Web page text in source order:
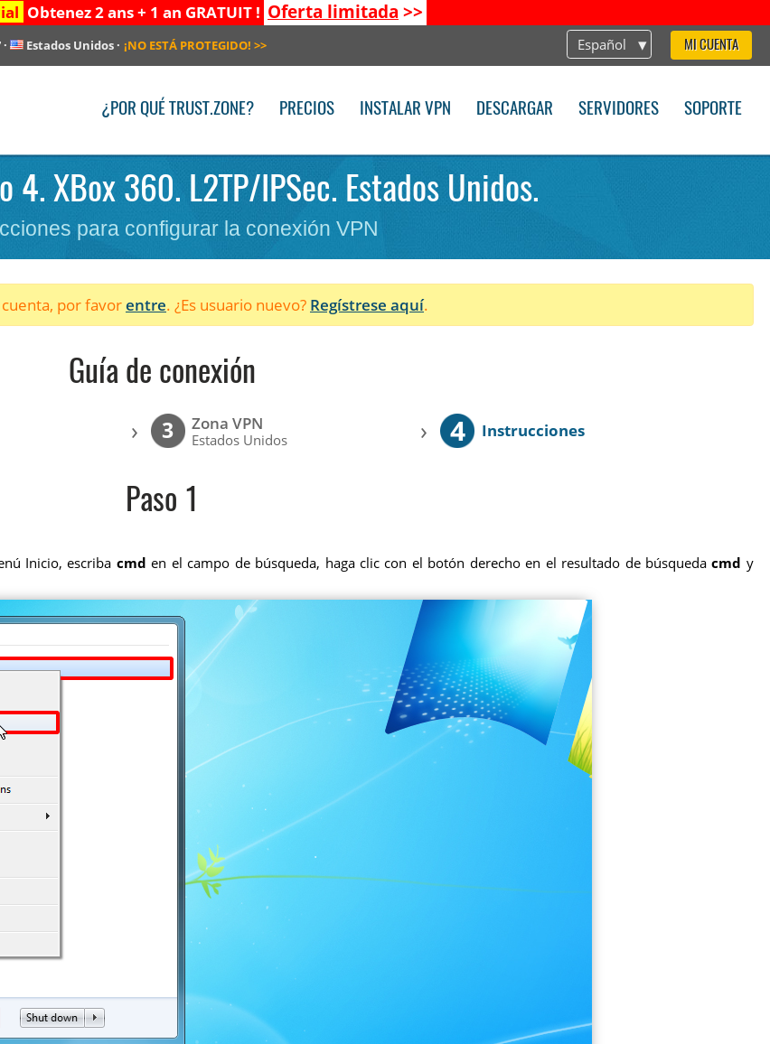
Obtenez 2 ans + 1 an GRATUIT ! Oferta limitada >>
Español MI CUENTA
· Estados Unidos · ¡NO ESTÁ PROTEGIDO! >>
¿POR QUÉ TRUST.ZONE? PRECIOS INSTALAR VPN DESCARGAR SERVIDORES SOPORTE
4. XBox 360. L2TP/IPSec. Estados Unidos.
para configurar la conexión VPN
por favorentre. ¿Es usuario nuevo? Regístrese aquí.
Guía de conexión
› 3 Zona VPN
Estados Unidos › 4 Instrucciones
Paso 1
Inicio, escriba cmd en el campo de búsqueda, haga clic con el botón derecho en el resultado de búsquedacmd y